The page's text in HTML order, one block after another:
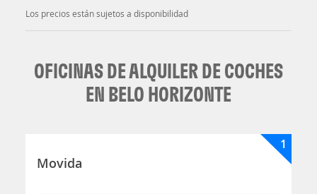
Los precios están sujetos a disponibilidad
OFICINAS DE ALQUILER DE COCHES
EN BELO HORIZONTE
Movida
1